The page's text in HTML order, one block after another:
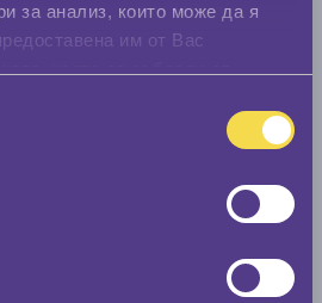
за анализ, които може да я
им от Вас
Стар размер
при 100